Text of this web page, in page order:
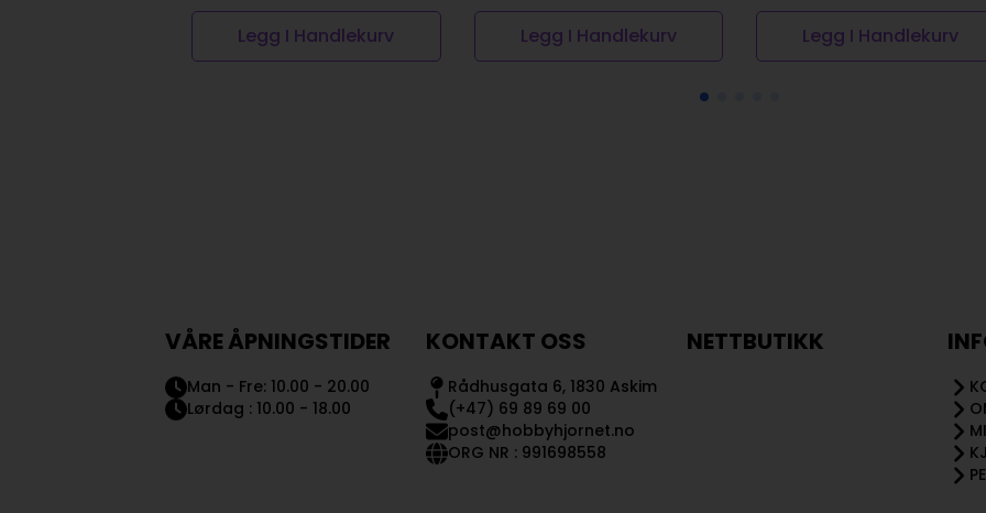
Legg I Handlekurv Legg I Handlekurv Legg I Handlekurv
VÅRE ÅPNINGSTIDER
Man - Fre: 10.00 - 20.00
Lørdag : 10.00 - 18.00
KONTAKT OSS
Rådhusgata 6, 1830 Askim
(+47) 69 89 69 00
post@hobbyhjornet.no
ORG NR : 991698558
NETTBUTIKK